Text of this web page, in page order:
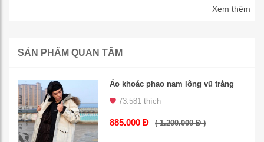
Xem thêm
SẢN PHẨM QUAN TÂM
Áo khoác phao nam lông vũ trắng
73.581 thích
885.000 Đ ( 1.200.000 Đ )